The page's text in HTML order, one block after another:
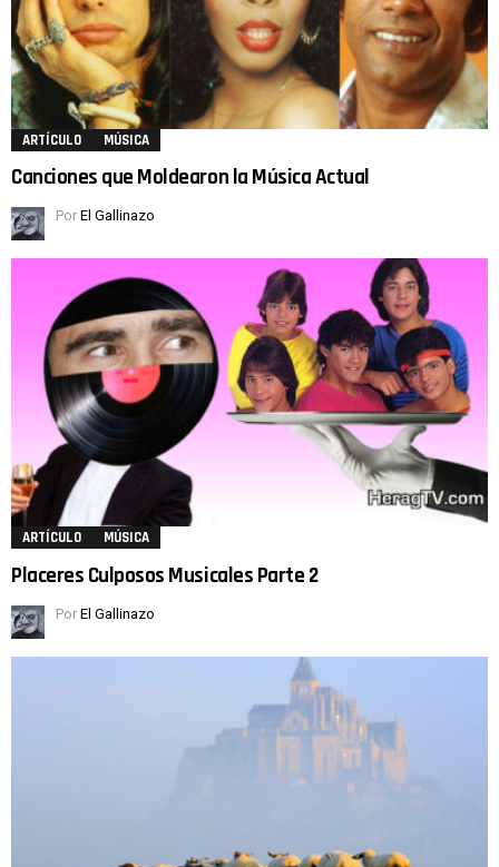
ARTÍCULO MÚSICA
Canciones que Moldearon la Música Actual
Por El Gallinazo
ARTÍCULO MÚSICA
Placeres Culposos Musicales Parte 2
Por El Gallinazo